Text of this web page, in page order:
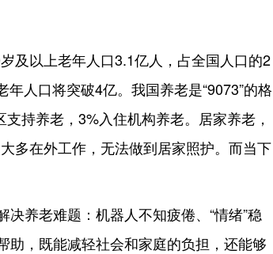
及以上老年人口3.1亿人，占全国人口的2
人口将突破4亿。我国养老是“9073”的格
持养老，3%入住机构养老。居家养老，
多在外工作，无法做到居家照护。而当下
养老难题：机器人不知疲倦、“情绪”稳
助，既能减轻社会和家庭的负担，还能够